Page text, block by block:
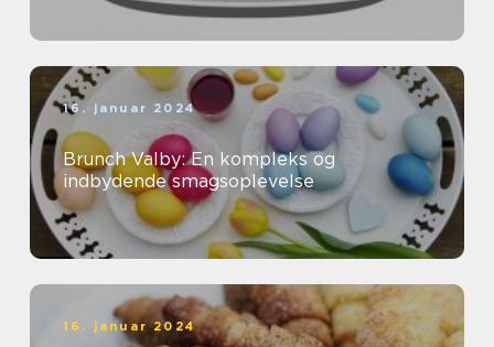
16. januar 2024
Brunch Valby: En kompleks og
indbydende smagsoplevelse
16. januar 2024